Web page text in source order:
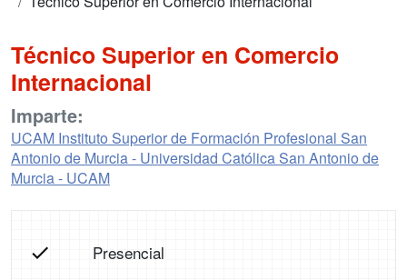
Técnico Superior en Comercio
Internacional
Imparte:
UCAM Instituto Superior de Formación Profesional San
Antonio de Murcia - Universidad Católica San Antonio de
Murcia - UCAM
Presencial